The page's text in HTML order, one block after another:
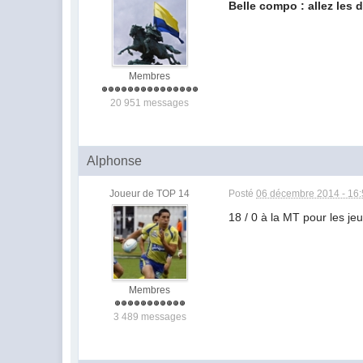
Membres
20 951 messages
Belle compo : allez les
Alphonse
Joueur de TOP 14
Membres
3 489 messages
Posté06 décembre 2014 -
18 / 0 à la MT pour les